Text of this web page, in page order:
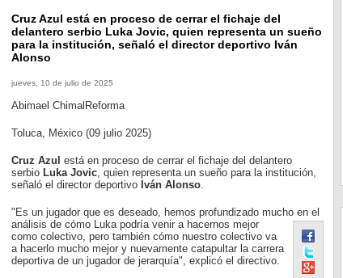
Cruz Azul está en proceso de cerrar el fichaje del
delantero serbio Luka Jovic, quien representa un sueño
para la institución, señaló el director deportivo Iván
Alonso
jueves, 10 de julio de 2025
Abimael ChimalReforma
Toluca, México (09 julio 2025)
Cruz Azul está en proceso de cerrar el fichaje del delantero
serbio Luka Jovic, quien representa un sueño para la institución,
señaló el director deportivo Iván Alonso.
"Es un jugador que es deseado, hemos profundizado mucho en el
análisis de cómo Luka podría venir a hacernos mejor
como colectivo, pero también cómo nuestro colectivo va
a hacerlo mucho mejor y nuevamente catapultar la carrera
deportiva de un jugador de jerarquía", explicó el directivo.